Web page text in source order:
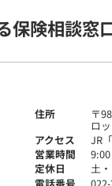
保険相談窓
住所 〒
ロ
アクセス
JR
営業時間
定休日
土
電話番号